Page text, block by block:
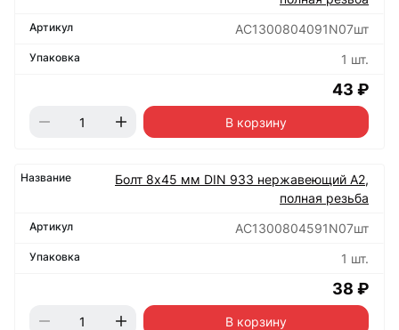
АС1300804091N07шт
1 шт.
43 ₽
В корзину
Болт 8х45 мм DIN 933 нержавеющий А2,
полная резьба
АС1300804591N07шт
1 шт.
38 ₽
В корзину